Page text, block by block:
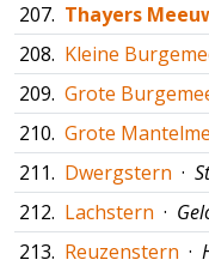
207. Thayers
208. Kleine
209. Grote
210. Grote
211. Dwergstern ·
212. Lachstern ·
213. Reuzenstern ·